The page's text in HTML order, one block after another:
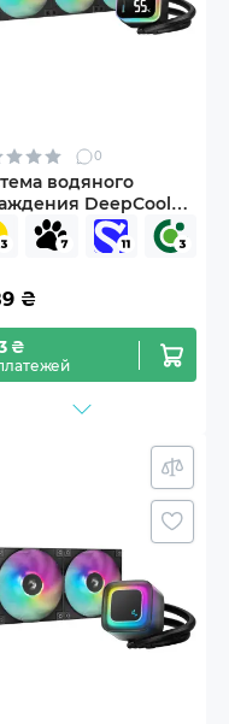
0
водяного
DeepCool
Black (R-LQ360-
G-1)
₴
₴
платежей